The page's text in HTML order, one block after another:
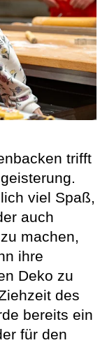
trifft
viel Spaß,
auch
machen,
ihre
Deko zu
des
bereits ein
für den